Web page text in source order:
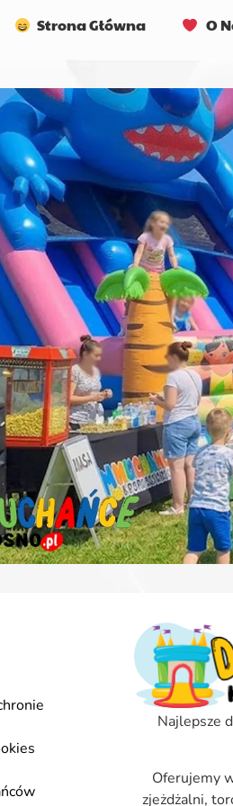
Strona Główna O
Najlepsze
Oferujemy
zjeżdżalni,